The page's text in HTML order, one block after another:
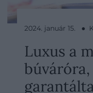
2024. január 15. ●
Luxus a